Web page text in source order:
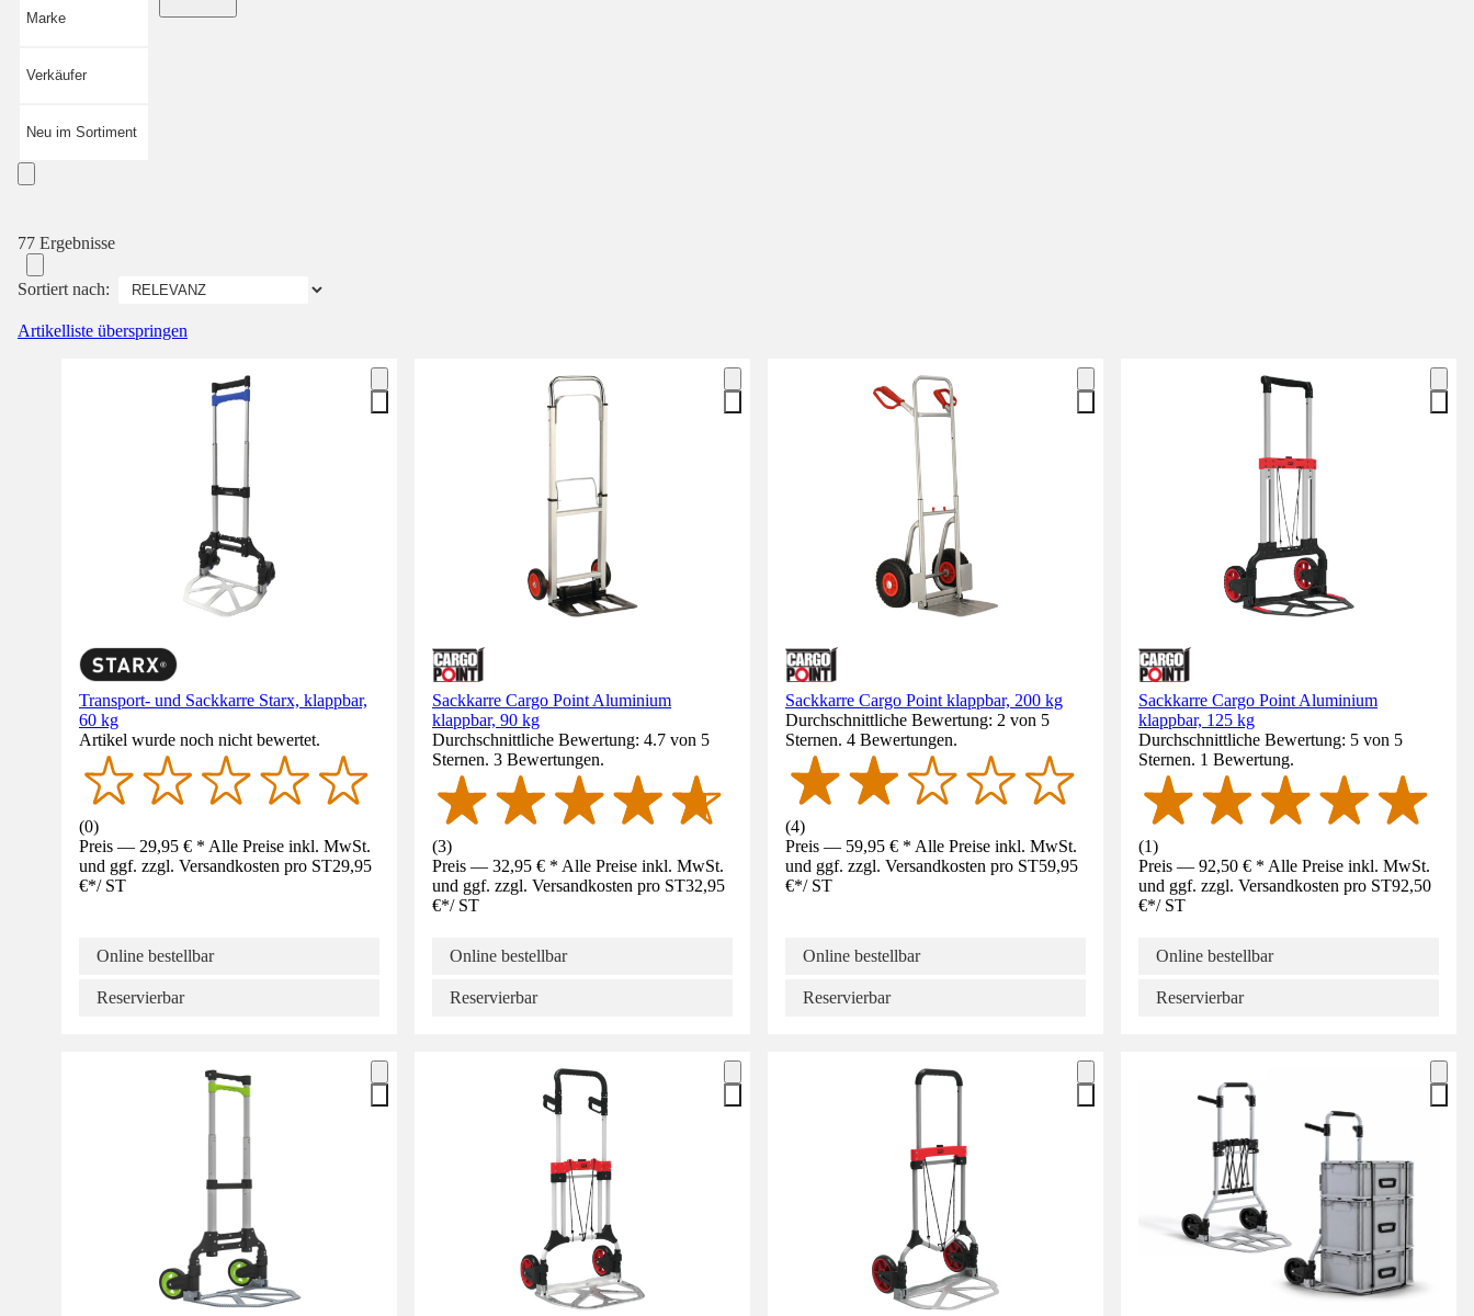
Marke
Verkäufer
Neu im Sortiment
77 Ergebnisse
Sortiert nach:
Artikelliste überspringen
Transport- und Sackkarre Starx, klappbar,
60 kg
Artikel wurde noch nicht bewertet.
(0)
Preis — 29,95 € * Alle Preise inkl. MwSt.
und ggf. zzgl. Versandkosten pro ST29,95
€*/ ST
Online bestellbar
Reservierbar
Sackkarre Cargo Point Aluminium
klappbar, 90 kg
Durchschnittliche Bewertung: 4.7 von 5
Sternen. 3 Bewertungen.
(3)
Preis — 32,95 € * Alle Preise inkl. MwSt.
und ggf. zzgl. Versandkosten pro ST32,95
€*/ ST
Online bestellbar
Reservierbar
Sackkarre Cargo Point klappbar, 200 kg
Durchschnittliche Bewertung: 2 von 5
Sternen. 4 Bewertungen.
(4)
Preis — 59,95 € * Alle Preise inkl. MwSt.
und ggf. zzgl. Versandkosten pro ST59,95
€*/ ST
Online bestellbar
Reservierbar
Sackkarre Cargo Point Aluminium
klappbar, 125 kg
Durchschnittliche Bewertung: 5 von 5
Sternen. 1 Bewertung.
(1)
Preis — 92,50 € * Alle Preise inkl. MwSt.
und ggf. zzgl. Versandkosten pro ST92,50
€*/ ST
Online bestellbar
Reservierbar